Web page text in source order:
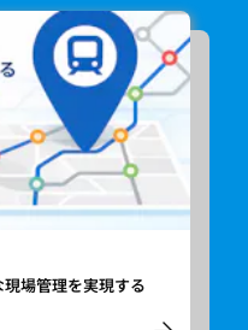
場管理を実現する